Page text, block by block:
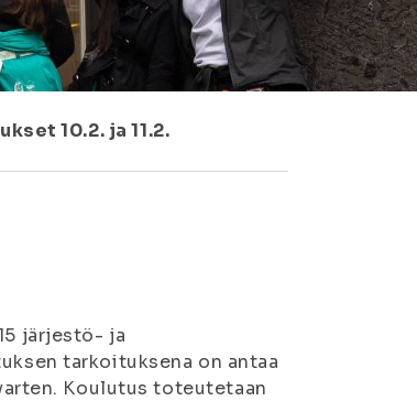
10.2. ja 11.2.
järjestö- ja
tarkoituksena on antaa
Koulutus toteutetaan